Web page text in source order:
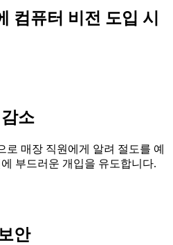
컴퓨터 비전 도입 시
소
로 매장 직원에게 알려 절도를 예
부드러운 개입을 유도합니다.
안